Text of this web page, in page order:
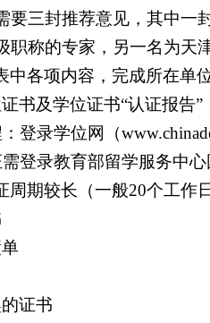
要三封推荐意见，其中
职称的专家，另一名为
中各项内容，完成所在单
书及学位证书“认证报告
登录学位网（
登录教育部留学服务中
周期较长（一般20个工作
证书